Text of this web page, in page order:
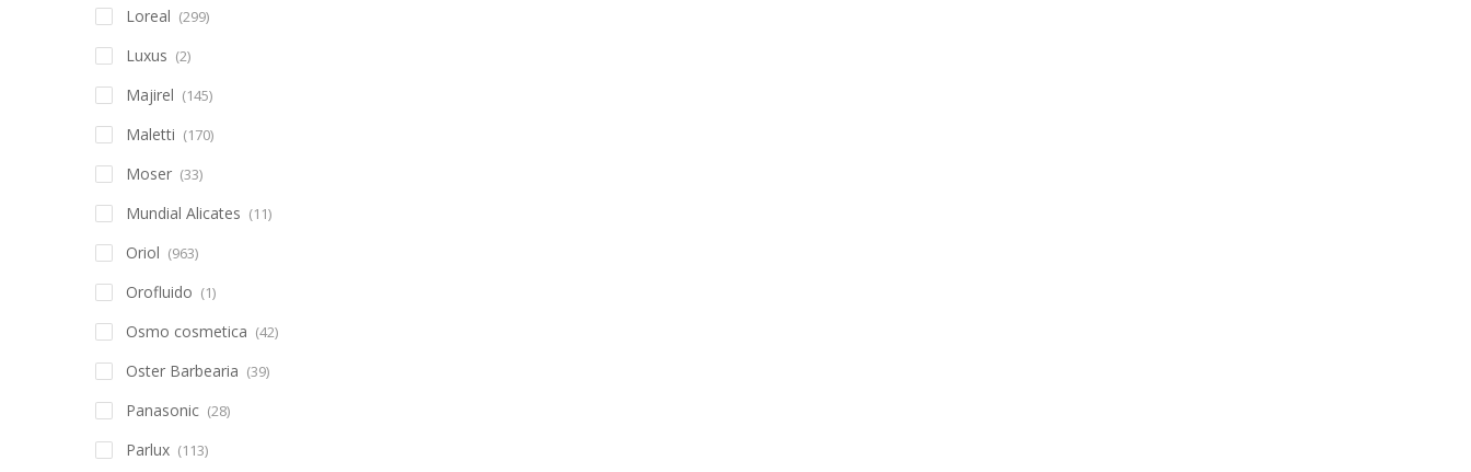
Loreal (299)
Luxus (2)
Majirel (145)
Maletti (170)
Moser (33)
Mundial Alicates (11)
Oriol (963)
Orofluido (1)
Osmo cosmetica (42)
Oster Barbearia (39)
Panasonic (28)
Parlux (113)